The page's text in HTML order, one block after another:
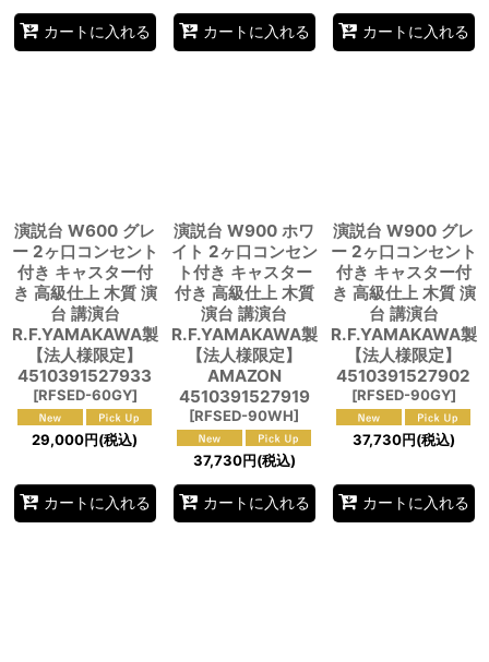
カートに入れる カートに入れる カートに入れる
演説台 W600 グレ
ー 2ヶ口コンセント
付き キャスター付
き 高級仕上 木質 演
台 講演台
R.F.YAMAKAWA製
【法人様限定】
4510391527933
[RFSED-60GY]
29,000円(税込)
カートに入れる
演説台 W900 ホワ
イト 2ヶ口コンセン
ト付き キャスター
付き 高級仕上 木質
演台 講演台
R.F.YAMAKAWA製
【法人様限定】
AMAZON
4510391527919
[RFSED-90WH]
37,730円(税込)
カートに入れる
演説台 W900 グレ
ー 2ヶ口コンセント
付き キャスター付
き 高級仕上 木質 演
台 講演台
R.F.YAMAKAWA製
【法人様限定】
4510391527902
[RFSED-90GY]
37,730円(税込)
カートに入れる